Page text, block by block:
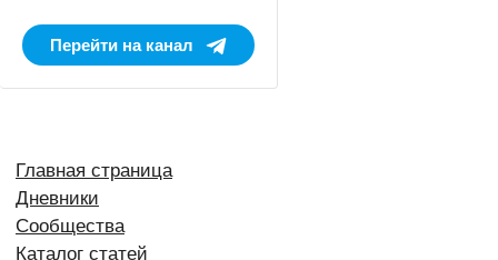
Перейти на канал
Главная страница
Дневники
Сообщества
Каталог статей